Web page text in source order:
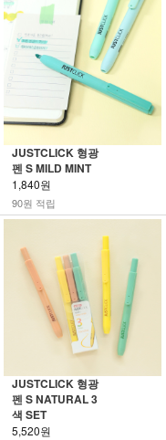
JUSTCLICK 형광
펜 S MILD MINT
1,840원
90원 적립
JUSTCLICK 형광
펜 S NATURAL 3
색 SET
5,520원